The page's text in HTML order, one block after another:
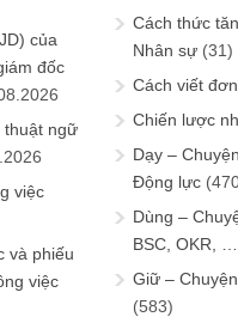
của
đốc
thuật ngữ
việc
và phiếu
việc
Cách thức
Nhân sự (31)
Cách viết
Chiến lược
Dạy –
Động lực
Dùng –
BSC, OKR,
Giữ –
(583)